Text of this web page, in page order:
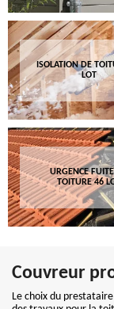
ISOLATION DE
LOT
URGENCE
TOITURE 46
Couvreur
Le choix du